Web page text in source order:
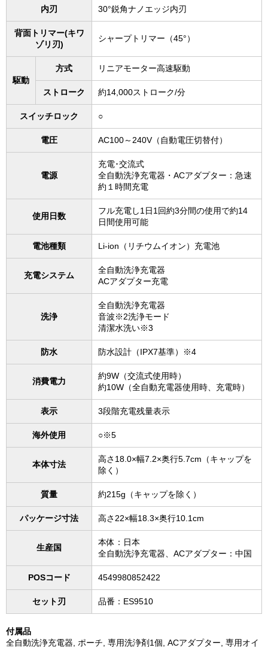
内刃 30°鋭角ナノエッジ内刃
背面トリマー(キワ
ゾリ刃)
シャープトリマー（45°）
駆動
方式 リニアモーター高速駆動
ストローク 約14,000ストローク/分
スイッチロック ○
電圧 AC100～240V（自動電圧切替付）
電源
充電･交流式
全自動洗浄充電器・ACアダプター：急速
約１時間充電
使用日数
フル充電し1日1回約3分間の使用で約14
日間使用可能
電池種類 Li-ion（リチウムイオン）充電池
充電システム
全自動洗浄充電器
ACアダプター充電
洗浄
全自動洗浄充電器
音波※2洗浄モード
清潔水洗い※3
防水 防水設計（IPX7基準）※4
消費電力
約9W（交流式使用時）
約10W（全自動充電器使用時、充電時）
表示 3段階充電残量表示
海外使用 ○※5
本体寸法
高さ18.0×幅7.2×奥行5.7cm（キャップを
除く）
質量 約215g（キャップを除く）
パッケージ寸法 高さ22×幅18.3×奥行10.1cm
生産国
本体：日本
全自動洗浄充電器、ACアダプター：中国
POSコード 4549980852422
セット刃 品番：ES9510
付属品
全自動洗浄充電器, ポーチ, 専用洗浄剤1個, ACアダプター, 専用オイ